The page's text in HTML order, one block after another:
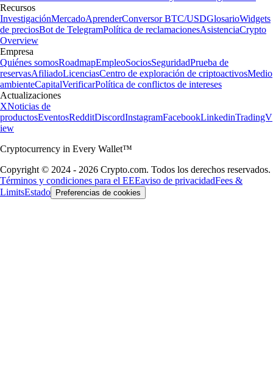
Recursos
InvestigaciónMercadoAprenderConversor BTC/USDGlosarioWidgets
de preciosBot de TelegramPolítica de reclamacionesAsistenciaCrypto
Overview
Empresa
Quiénes somosRoadmapEmpleoSociosSeguridadPrueba de
reservasAfiliadoLicenciasCentro de exploración de criptoactivosMedio
ambienteCapitalVerificarPolítica de conflictos de intereses
Actualizaciones
XNoticias de
productosEventosRedditDiscordInstagramFacebookLinkedinTradingV
iew
Cryptocurrency in Every Wallet™
Copyright © 2024 - 2026 Crypto.com. Todos los derechos reservados.
Términos y condiciones para el EEEaviso de privacidadFees &
LimitsEstado Preferencias de cookies